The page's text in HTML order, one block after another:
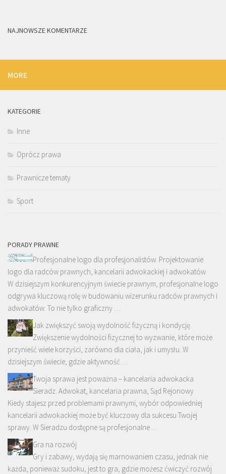
NAJNOWSZE KOMENTARZE
MORE
KATEGORIE
Inne
Oprócz prawa
Prawnicze tematy
Sport
PORADY PRAWNE
Profesjonalne logo dla profesjonalistów. Projektowanie
logo dla radców prawnych, kancelarii adwokackiej i adwokatów
W dzisiejszym konkurencyjnym świecie prawnym, profesjonalne logo
odgrywa kluczową rolę w budowaniu wizerunku radców prawnych i
adwokatów. To nie tylko graficzny …
Jak zwiększyć swoją wydolność fizyczną i kondycję
Zwiększenie wydolności fizycznej to wyzwanie, które może
przynieść wiele korzyści, zarówno dla ciała, jak i umysłu. W
dzisiejszym świecie, gdzie aktywność …
Twoja sprawa jest poważna – kancelaria adwokacka
Sieradz. Adwokat, kancelaria prawna, Sąd Rejonowy
Kiedy stajesz przed problemami prawnymi, wybór odpowiedniej
kancelarii adwokackiej może być kluczowy dla sukcesu Twojej
sprawy. W Sieradzu dostępne są profesjonalne …
Gra na rozwój
Gry i zabawy, wydają się marnowaniem czasu, jednak nie
każda, ponieważ sudoku, jest to gra, gdzie możesz ćwiczyć rozwój